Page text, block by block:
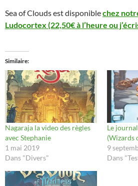
Sea of Clouds est disponiblechez
Ludocortex (22,50€ à l’heure ou
Similaire
Nagaraja la video des règles
avec Stephanie
1 mai 2019
Dans "Divers"
Le
(Wizards
9
Dans